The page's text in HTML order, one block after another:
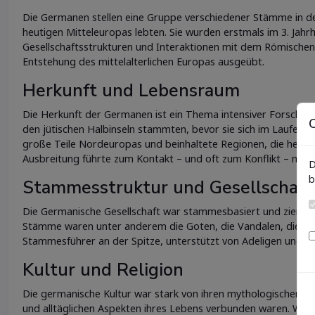
Die Germanen stellen eine Gruppe verschiedener Stämme in
heutigen Mitteleuropas lebten. Sie wurden erstmals im 3.
Gesellschaftsstrukturen und Interaktionen mit dem
Entstehung des mittelalterlichen Europas ausgeübt.
Herkunft und Lebensraum
Die Herkunft der Germanen ist ein Thema intensiver
den jütischen Halbinseln stammten, bevor sie sich im Laufe
große Teile Nordeuropas und beinhaltete Regionen, die
Ausbreitung führte zum Kontakt – und oft zum Konflikt – mit
Stammesstruktur und Gesellschaft
Die Germanische Gesellschaft war stammesbasiert und
Stämme waren unter anderem die Goten, die Vandalen, die
Stammesführer an der Spitze, unterstützt von Adeligen und
Kultur und Religion
Die germanische Kultur war stark von ihren mythologischen
und alltäglichen Aspekten ihres Lebens verbunden waren.